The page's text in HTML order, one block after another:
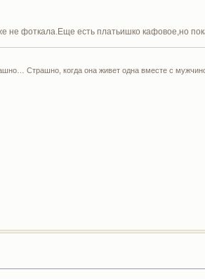
не фоткала.Еще есть платьишко кафовое,но
Страшно, когда она живет одна вместе с